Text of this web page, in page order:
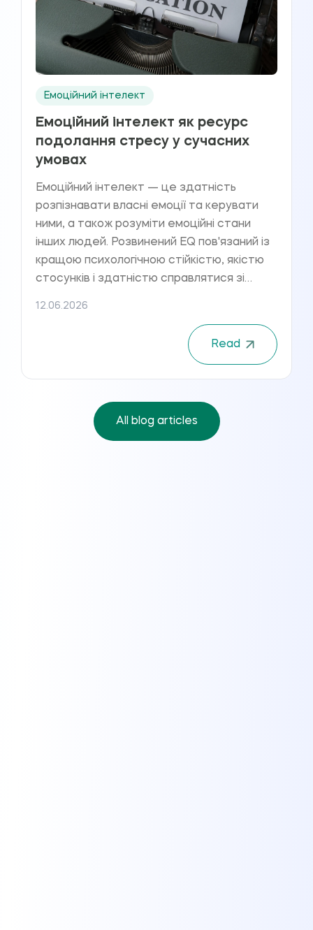
Емоційний інтелект
Емоційний інтелект як ресурс
подолання стресу у сучасних
умовах
Емоційний інтелект — це здатність
розпізнавати власні емоції та керувати
ними, а також розуміти емоційні стани
інших людей. Розвинений EQ пов'язаний із
кращою психологічною стійкістю, якістю
стосунків і здатністю справлятися зі
12.06.2026
Read
All blog articles